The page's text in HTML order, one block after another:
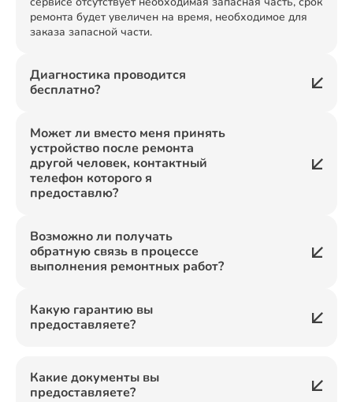
ремонта будет увеличен на время, необходимое для
заказа запасной части.
Диагностика проводится
бесплатно?
Может ли вместо меня принять
устройство после ремонта
другой человек, контактный
телефон которого я
предоставлю?
Возможно ли получать
обратную связь в процессе
выполнения ремонтных работ?
Какую гарантию вы
предоставляете?
Какие документы вы
предоставляете?